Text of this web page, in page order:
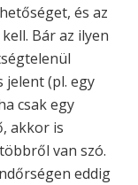
és az
Bár az ilyen
jelent (pl. egy
csak egy
akkor is
van szó.
eddig